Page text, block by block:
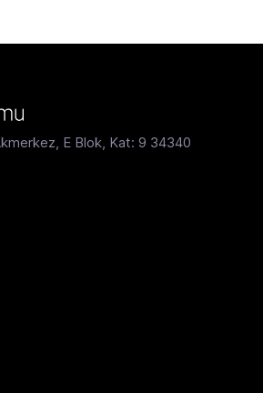
E Blok, Kat: 9 34340